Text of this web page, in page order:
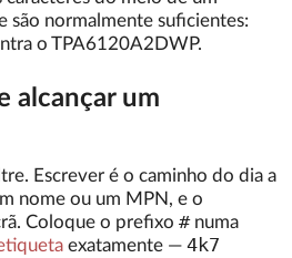
são normalmente suficientes:
o TPA6120A2DWP.
alcançar um
Escrever é o caminho do dia a
nome ou um MPN, e o
Coloque o prefixo #numa
exatamente — 4k7